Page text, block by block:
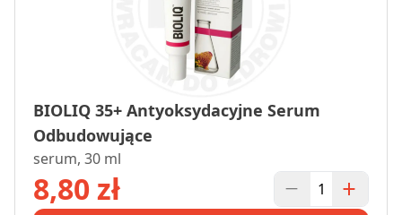
BIOLIQ 35+ Antyoksydacyjne Serum
Odbudowujące
serum, 30 ml
8,80 zł